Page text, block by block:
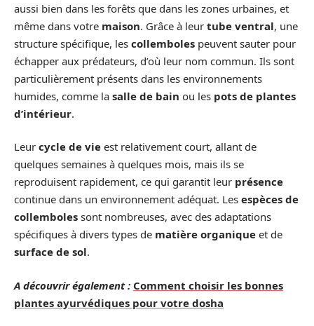
aussi bien dans les forêts que dans les zones urbaines, et
même dans votre maison. Grâce à leur tube ventral, une
structure spécifique, les collemboles peuvent sauter pour
échapper aux prédateurs, d’où leur nom commun. Ils sont
particulièrement présents dans les environnements
humides, comme la salle de bain ou les pots de plantes
d’intérieur.
Leur cycle de vie est relativement court, allant de
quelques semaines à quelques mois, mais ils se
reproduisent rapidement, ce qui garantit leur présence
continue dans un environnement adéquat. Les espèces de
collemboles sont nombreuses, avec des adaptations
spécifiques à divers types de matière organique et de
surface de sol.
A découvrir également : Comment choisir les bonnes
plantes ayurvédiques pour votre dosha